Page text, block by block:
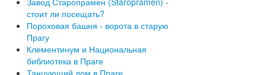
стоит ли посещать?
Пороховая башня - ворота в старую
Прагу
Клементинум и Национальная
библиотека в Праге